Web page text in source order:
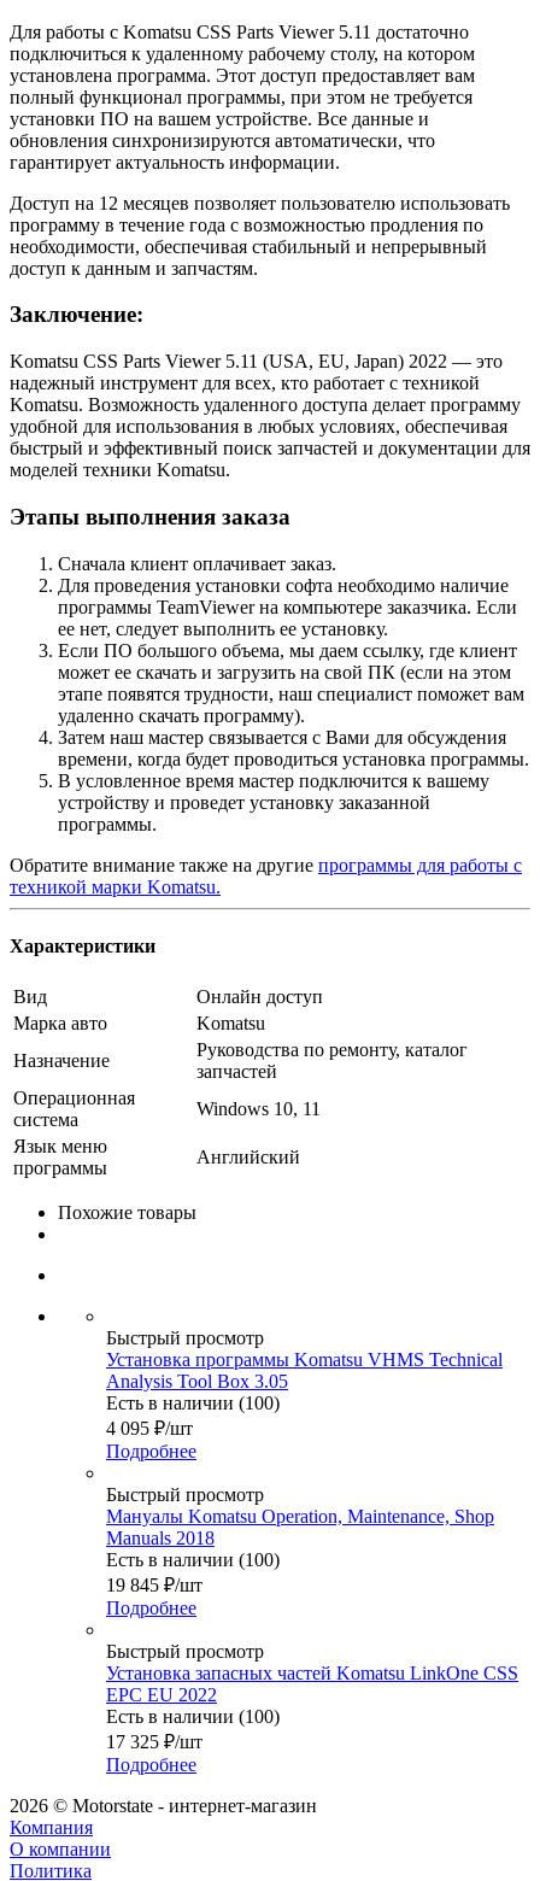
Для работы с Komatsu CSS Parts Viewer 5.11 достаточно
подключиться к удаленному рабочему столу, на котором
установлена программа. Этот доступ предоставляет вам
полный функционал программы, при этом не требуется
установки ПО на вашем устройстве. Все данные и
обновления синхронизируются автоматически, что
гарантирует актуальность информации.
Доступ на 12 месяцев позволяет пользователю использовать
программу в течение года с возможностью продления по
необходимости, обеспечивая стабильный и непрерывный
доступ к данным и запчастям.
Заключение:
Komatsu CSS Parts Viewer 5.11 (USA, EU, Japan) 2022 — это
надежный инструмент для всех, кто работает с техникой
Komatsu. Возможность удаленного доступа делает программу
удобной для использования в любых условиях, обеспечивая
быстрый и эффективный поиск запчастей и документации для
моделей техники Komatsu.
Этапы выполнения заказа
Сначала клиент оплачивает заказ.
Для проведения установки софта необходимо наличие
программы TeamViewer на компьютере заказчика. Если
ее нет, следует выполнить ее установку.
Если ПО большого объема, мы даем ссылку, где клиент
может ее скачать и загрузить на свой ПК (если на этом
этапе появятся трудности, наш специалист поможет вам
удаленно скачать программу).
Затем наш мастер связывается с Вами для обсуждения
времени, когда будет проводиться установка программы.
В условленное время мастер подключится к вашему
устройству и проведет установку заказанной
программы.
Обратите внимание также на другие программы для работы с
техникой марки Komatsu.
Характеристики
Вид
Онлайн доступ
Марка авто
Komatsu
Назначение
Руководства по ремонту, каталог
запчастей
Операционная
система
Windows 10, 11
Язык меню
программы
Английский
Похожие товары
Быстрый просмотр
Установка программы Komatsu VHMS Technical
Analysis Tool Box 3.05
Есть в наличии (100)
4 095 ₽/шт
Подробнее
Быстрый просмотр
Мануалы Komatsu Operation, Maintenance, Shop
Manuals 2018
Есть в наличии (100)
19 845 ₽/шт
Подробнее
Быстрый просмотр
Установка запасных частей Komatsu LinkOne CSS
EPC EU 2022
Есть в наличии (100)
17 325 ₽/шт
Подробнее
2026 © Motorstate - интернет-магазин
Компания
О компании
Политика